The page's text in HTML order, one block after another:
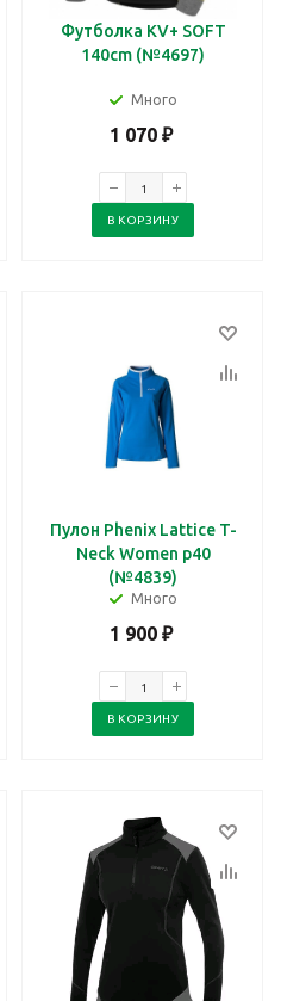
Футболка KV+ SOFT
140cm (№4697)
Много
1 070₽
В КОРЗИНУ
Пулон Phenix Lattice T-
Neck Women p40
(№4839)
Много
1 900₽
В КОРЗИНУ